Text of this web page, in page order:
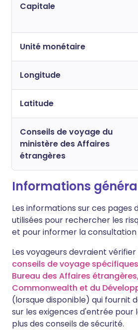
Capitale
Unité monétaire
Longitude
Latitude
Conseils de voyage du
ministère des Affaires
étrangères
Informations
Les informations sur ces pages
utilisées pour rechercher les
et pour informer la
Les voyageurs devraient vérifier
conseils de voyage
Bureau des Affaires
Commonwealth et du
(lorsque disponible) qui fournit
sur les exigences d'entrée pour
plus des conseils de sécurité.